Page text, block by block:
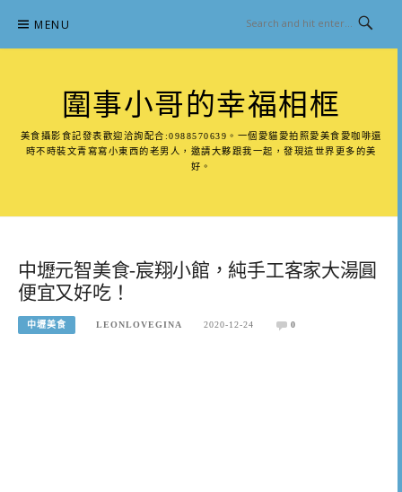
content
MENU
圍事小哥的幸福相框
美食攝影食記發表歡迎洽詢配合:0988570639。一個愛貓愛拍照愛美食愛咖啡還
時不時裝文青寫寫小東西的老男人，邀請大夥跟我一起，發現這世界更多的美
好。
中壢元智美食-宸翔小館，純手工客家大湯圓
便宜又好吃！
中壢美食 LEONLOVEGINA 2020-12-24 0